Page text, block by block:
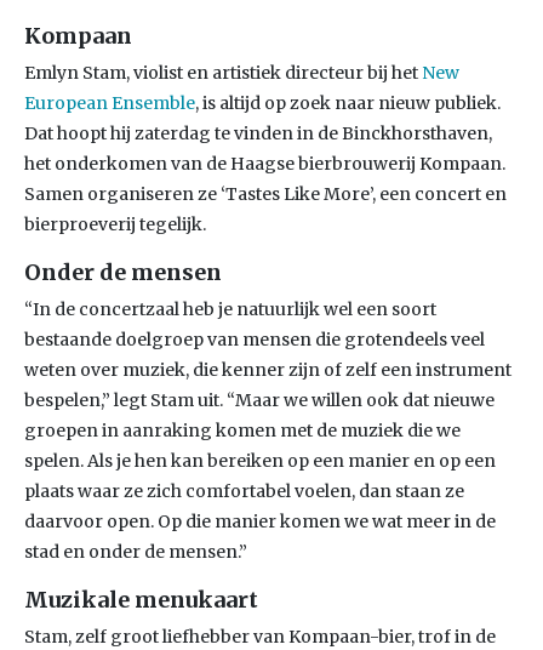
Kompaan
Emlyn Stam, violist en artistiek directeur bij het New
European Ensemble, is altijd op zoek naar nieuw publiek.
Dat hoopt hij zaterdag te vinden in de Binckhorsthaven,
het onderkomen van de Haagse bierbrouwerij Kompaan.
Samen organiseren ze ‘Tastes Like More’, een concert en
bierproeverij tegelijk.
Onder de mensen
“In de concertzaal heb je natuurlijk wel een soort
bestaande doelgroep van mensen die grotendeels veel
weten over muziek, die kenner zijn of zelf een instrument
bespelen,” legt Stam uit. “Maar we willen ook dat nieuwe
groepen in aanraking komen met de muziek die we
spelen. Als je hen kan bereiken op een manier en op een
plaats waar ze zich comfortabel voelen, dan staan ze
daarvoor open. Op die manier komen we wat meer in de
stad en onder de mensen.”
Muzikale menukaart
Stam, zelf groot liefhebber van Kompaan-bier, trof in de